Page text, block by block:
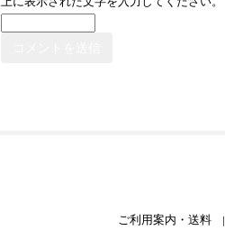
ご利用案内・送料